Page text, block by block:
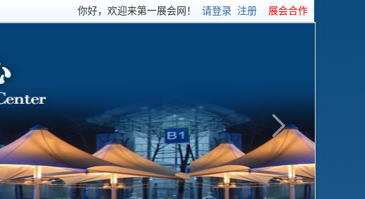
你好，欢迎来第一展会网！ 请登录 注册 展会合作